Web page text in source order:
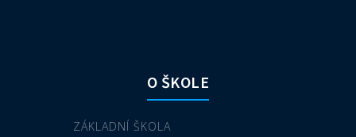
O ŠKOLE
ZÁKLADNÍ ŠKOLA